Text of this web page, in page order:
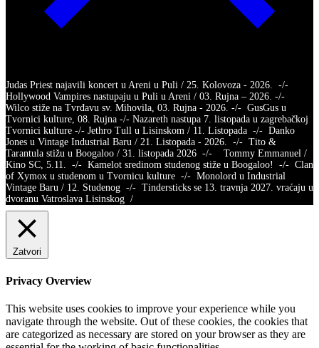
Judas Priest najavili koncert u Areni u Puli / 25. Kolovoza - 2026. -/-
Hollywood Vampires nastupaju u Puli u Areni / 03. Rujna – 2026. -/-
Wilco stiže na Tvrđavu sv. Mihovila, 03. Rujna - 2026. -/- GusGus u
Tvornici kulture, 08. Rujna -/- Nazareth nastupa 7. listopada u zagrebačkoj
Tvornici kulture -/- Jethro Tull u Lisinskom / 11. Listopada -/- Danko
Jones u Vintage Industrial Baru / 21. Listopada - 2026. -/- Tito &
Tarantula stižu u Boogaloo / 31. listopada 2026 -/- Tommy Emmanuel /
Kino SC, 5.11. -/- Kamelot sredinom studenog stiže u Boogaloo! -/- Clan
of Xymox u studenom u Tvornicu kulture -/- Monolord u Industrial
Vintage Baru / 12. Studenog -/- Tindersticks se 13. travnja 2027. vraćaju u
dvoranu Vatroslava Lisinskog /
Zatvori
Privacy Overview
This website uses cookies to improve your experience while you
navigate through the website. Out of these cookies, the cookies that
are categorized as necessary are stored on your browser as they are